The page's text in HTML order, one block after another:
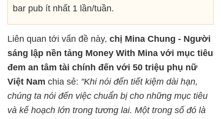
bar pub ít nhất 1 lần/tuần.
Liên quan tới vấn đề này, chị Mina Chung - Người
sáng lập nền tảng Money With Mina với mục tiêu
đem an tâm tài chính đến với 50 triệu phụ nữ
Việt Nam chia sẻ: "Khi nói đến tiết kiệm dài hạn,
chúng ta nói đến việc chuẩn bị cho những mục tiêu
và kế hoạch lớn trong tương lai. Một trong số đó là